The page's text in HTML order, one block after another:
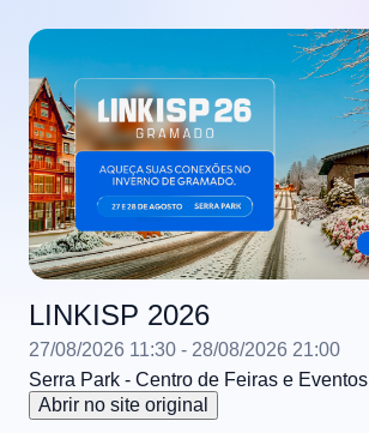
LINKISP 2026
27/08/2026 11:30 - 28/08/2026 21:00
Serra Park - Centro de Feiras e Eventos
Abrir no site original